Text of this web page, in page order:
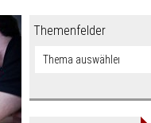
Themenfelder